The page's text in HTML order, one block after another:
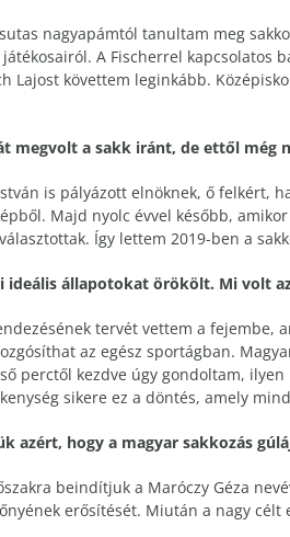
nagyapámtól tanultam meg
A Fischerrel
Lajost követtem leginkább.
megvolt a sakk iránt, de ettől még
is pályázott elnöknek, ő felkért,
Majd nyolc évvel később,
Így lettem 2019-ben a
ideális állapotokat örökölt. Mi volt
tervét vettem a fejembe,
az egész sportágban.
perctől kezdve úgy gondoltam,
sikere ez a döntés, amely
azért, hogy a magyar sakkozás
beindítjuk a Maróczy Géza
erősítését. Miután a nagy